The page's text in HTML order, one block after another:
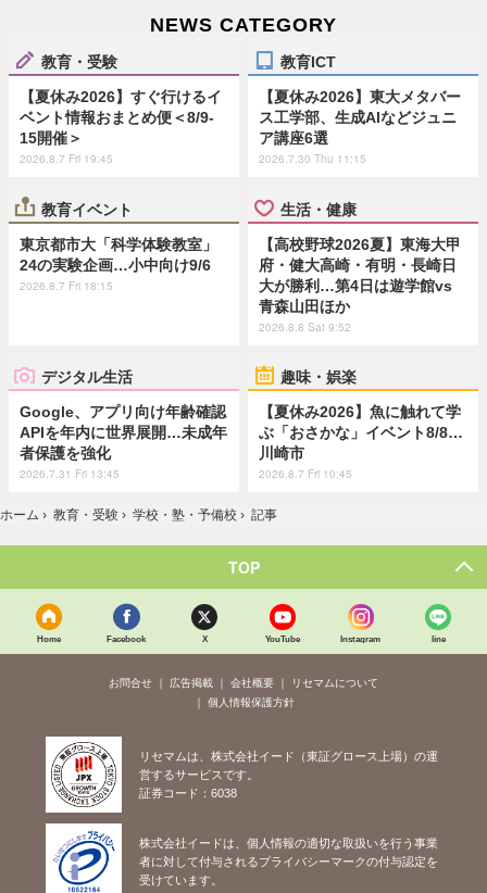
NEWS CATEGORY
教育・受験
【夏休み2026】すぐ行けるイ
ベント情報おまとめ便＜8/9-
15開催＞
2026.8.7 Fri 19:45
教育ICT
【夏休み2026】東大メタバー
ス工学部、生成AIなどジュニ
ア講座6選
2026.7.30 Thu 11:15
教育イベント
東京都市大「科学体験教室」
24の実験企画…小中向け9/6
2026.8.7 Fri 18:15
生活・健康
【高校野球2026夏】東海大甲
府・健大高崎・有明・長崎日
大が勝利…第4日は遊学館vs
青森山田ほか
2026.8.8 Sat 9:52
デジタル生活
Google、アプリ向け年齢確認
APIを年内に世界展開…未成年
者保護を強化
2026.7.31 Fri 13:45
趣味・娯楽
【夏休み2026】魚に触れて学
ぶ「おさかな」イベント8/8…
川崎市
2026.8.7 Fri 10:45
ホーム › 教育・受験 › 学校・塾・予備校 › 記事
TOP
Home Facebook X YouTube Instagram line
お問合せ 広告掲載 会社概要
リセマムについて
個人情報保護方針
リセマムは、株式会社イード（東証グロース上場）の運
営するサービスです。
証券コード：6038
株式会社イードは、個人情報の適切な取扱いを行う事業
者に対して付与されるプライバシーマークの付与認定を
受けています。